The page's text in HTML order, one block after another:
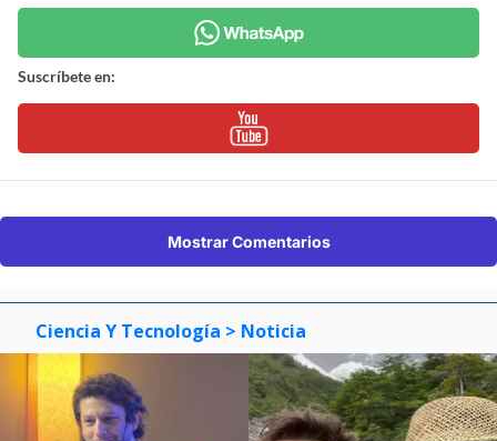
Suscríbete en:
Mostrar Comentarios
Ciencia Y Tecnología > Noticia